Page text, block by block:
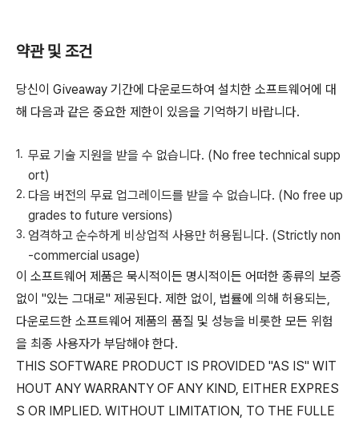
약관 및 조건
당신이 Giveaway 기간에 다운로드하여 설치한 소프트웨어에 대
해 다음과 같은 중요한 제한이 있음을 기억하기 바랍니다.
무료 기술 지원을 받을 수 없습니다. (No free technical supp
ort)
다음 버전의 무료 업그레이드를 받을 수 없습니다. (No free up
grades to future versions)
엄격하고 순수하게 비상업적 사용만 허용됩니다. (Strictly non
-commercial usage)
이 소프트웨어 제품은 묵시적이든 명시적이든 어떠한 종류의 보증
없이 "있는 그대로" 제공된다. 제한 없이, 법률에 의해 허용되는,
다운로드한 소프트웨어 제품의 품질 및 성능을 비롯한 모든 위험
을 최종 사용자가 부담해야 한다.
THIS SOFTWARE PRODUCT IS PROVIDED "AS IS" WIT
HOUT ANY WARRANTY OF ANY KIND, EITHER EXPRES
S OR IMPLIED. WITHOUT LIMITATION, TO THE FULLE